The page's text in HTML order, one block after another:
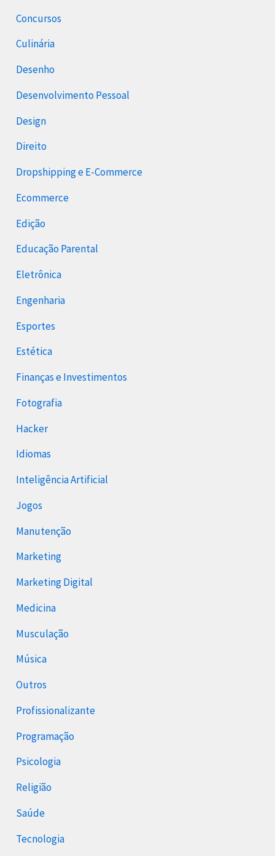
Concursos
Culinária
Desenho
Desenvolvimento Pessoal
Design
Direito
Dropshipping e E-Commerce
Ecommerce
Edição
Educação Parental
Eletrônica
Engenharia
Esportes
Estética
Finanças e Investimentos
Fotografia
Hacker
Idiomas
Inteligência Artificial
Jogos
Manutenção
Marketing
Marketing Digital
Medicina
Musculação
Música
Outros
Profissionalizante
Programação
Psicologia
Religião
Saúde
Tecnologia